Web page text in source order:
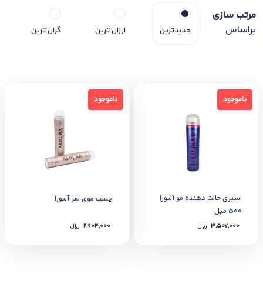
مرتب سازی
براساس
جدیدترین ارزان ترین گران ترین
ناموجود
ناموجود
اسپري حالت دهنده مو آلبورا
500 ميل
3,507,000 ﷼
ناموجود
ناموجود
چسب موی سر آلبورا
2,604,000 ﷼